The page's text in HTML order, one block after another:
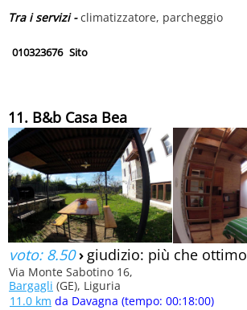
Tra i servizi -climatizzatore, parcheggio
010323676 Sito
11. B&b Casa Bea
voto: 8.50› giudizio: più che ottimo
Via Monte Sabotino 16,
Bargagli (GE), Liguria
11.0 km da Davagna (tempo: 00:18:00)